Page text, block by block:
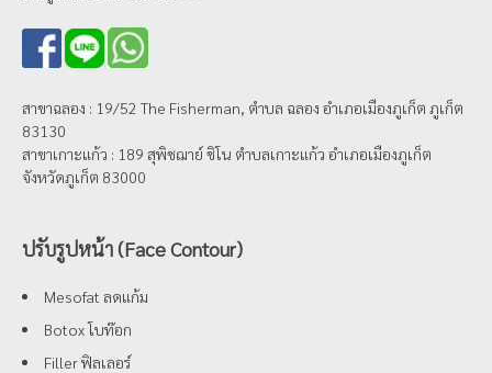
สาขาฉลอง : 19/52 The Fisherman, ตำบล ฉลอง อำเภอเมืองภูเก็ต ภูเก็ต
83130
สาขาเกาะแก้ว : 189 สุพิชฌาย์ ชิโน ตำบลเกาะแก้ว อำเภอเมืองภูเก็ต
จังหวัดภูเก็ต 83000
ปรับรูปหน้า (Face Contour)
Mesofat ลดแก้ม
Botox โบท๊อก
Filler ฟิลเลอร์